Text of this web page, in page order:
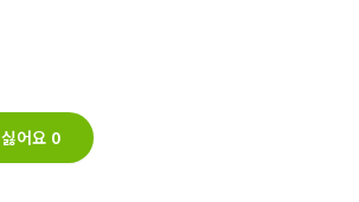
싫어요 0